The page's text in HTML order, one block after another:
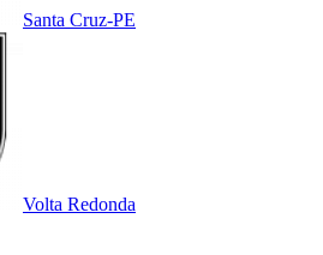
Santa Cruz-PE
Volta Redonda